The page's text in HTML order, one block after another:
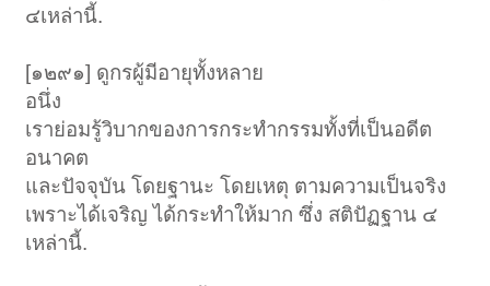
๔เหล่านี้.
[๑๒๙๑] ดูกรผู้มีอายุทั้งหลาย
อนึ่ง
เราย่อมรู้วิบากของการกระทำกรรมทั้งที่เป็นอดีต
อนาคต
และปัจจุบัน โดยฐานะ โดยเหตุ ตามความเป็นจริง
เพราะได้เจริญ ได้กระทำให้มาก ซึ่ง สติปัฏฐาน ๔
เหล่านี้.